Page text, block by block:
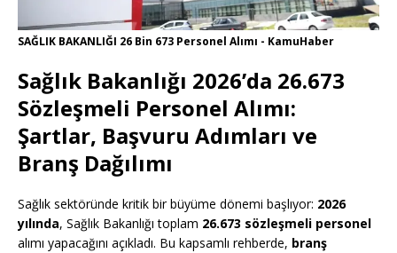
SAĞLIK BAKANLIĞI 26 Bin 673 Personel Alımı - KamuHaber
Sağlık Bakanlığı 2026’da 26.673
Sözleşmeli Personel Alımı:
Şartlar, Başvuru Adımları ve
Branş Dağılımı
Sağlık sektöründe kritik bir büyüme dönemi başlıyor: 2026
yılında, Sağlık Bakanlığı toplam 26.673 sözleşmeli personel
alımı yapacağını açıkladı. Bu kapsamlı rehberde, branş